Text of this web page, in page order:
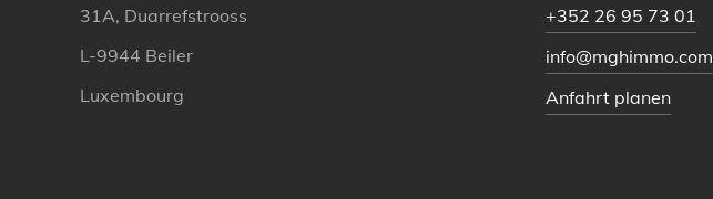
31A, Duarrefstrooss
L-9944 Beiler
Luxembourg
+352 26 95 73 01
info@mghimmo.com
Anfahrt planen